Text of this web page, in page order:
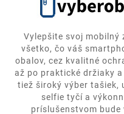
Vylepšite svoj mobilný
všetko, čo váš
obalov, cez kvalitné
až po praktické držiaky
tiež široký výber tašiek,
selfie tyčí a
príslušenstvom